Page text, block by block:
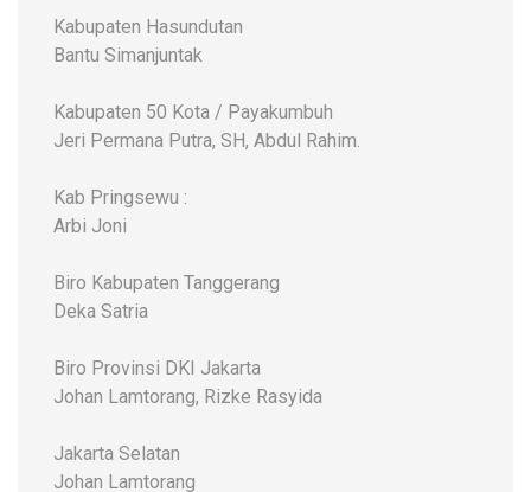
Kabupaten Hasundutan
Bantu Simanjuntak
Kabupaten 50 Kota / Payakumbuh
Jeri Permana Putra, SH, Abdul Rahim.
Kab Pringsewu :
Arbi Joni
Biro Kabupaten Tanggerang
Deka Satria
Biro Provinsi DKI Jakarta
Johan Lamtorang, Rizke Rasyida
Jakarta Selatan
Johan Lamtorang